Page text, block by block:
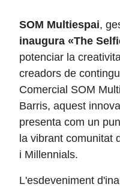
SOM Multiespai,
inaugura «The
potenciar la
creadors de
Comercial SOM
Barris, aquest
presenta com un
la vibrant comunitat
i Millennials.
L'esdeveniment